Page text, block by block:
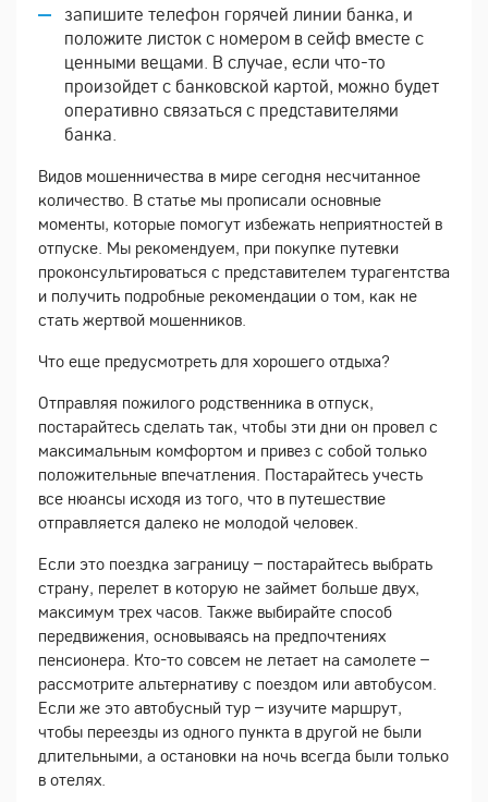
запишите телефон горячей линии банка, и
положите листок с номером в сейф вместе с
ценными вещами. В случае, если что-то
произойдет с банковской картой, можно будет
оперативно связаться с представителями
банка.
Видов мошенничества в мире сегодня несчитанное
количество. В статье мы прописали основные
моменты, которые помогут избежать неприятностей в
отпуске. Мы рекомендуем, при покупке путевки
проконсультироваться с представителем турагентства
и получить подробные рекомендации о том, как не
стать жертвой мошенников.
Что еще предусмотреть для хорошего отдыха?
Отправляя пожилого родственника в отпуск,
постарайтесь сделать так, чтобы эти дни он провел с
максимальным комфортом и привез с собой только
положительные впечатления. Постарайтесь учесть
все нюансы исходя из того, что в путешествие
отправляется далеко не молодой человек.
Если это поездка заграницу – постарайтесь выбрать
страну, перелет в которую не займет больше двух,
максимум трех часов. Также выбирайте способ
передвижения, основываясь на предпочтениях
пенсионера. Кто-то совсем не летает на самолете –
рассмотрите альтернативу с поездом или автобусом.
Если же это автобусный тур – изучите маршрут,
чтобы переезды из одного пункта в другой не были
длительными, а остановки на ночь всегда были только
в отелях.